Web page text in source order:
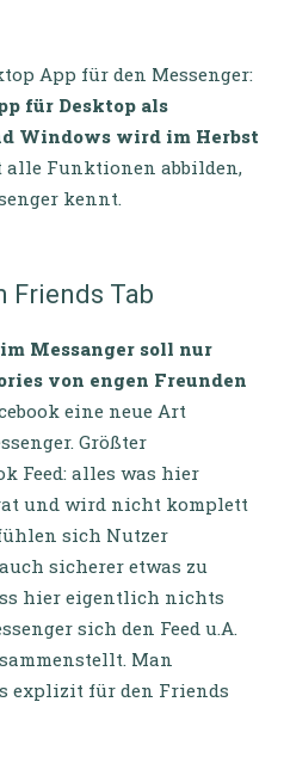
App für den Messenger:
für Desktop als
Windows wird im Herbst
alle Funktionen abbilden,
kennt.
Friends Tab
Messanger soll nur
von engen Freunden
eine neue Art
Größter
Feed: alles was hier
und wird nicht komplett
sich Nutzer
sicherer etwas zu
hier eigentlich nichts
sich den Feed u.A.
Man
explizit für den Friends